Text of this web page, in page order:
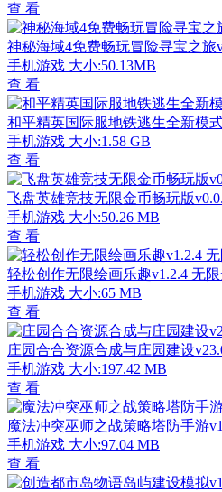
查 看
神秘海域4免费畅玩冒险寻宝之旅
手机游戏 大小:50.13MB
查 看
和平精英国际服地铁逃生全新模
手机游戏 大小:1.58 GB
查 看
飞盘英雄竞技无限金币畅玩版
手机游戏 大小:50.26 MB
查 看
轻松创作无限绘画乐趣v1.2.4 无
手机游戏 大小:65 MB
查 看
庄园合合资源合成与庄园建设
手机游戏 大小:197.42 MB
查 看
魔法冲突巫师之战策略塔防手游
手机游戏 大小:97.04 MB
查 看